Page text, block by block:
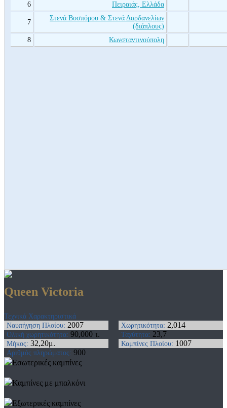
6
Πειραιάς, Ελλάδα
7
Στενά Βοσπόρου & Στενά Δαρδανελίων
(διάπλους)
8
Κωνσταντινούπολη
Queen Victoria
Τεχνικά Χαρακτηριστικά
Ναυπήγηση Πλοίου: 2007
Ολική χωρητικότητα: 90,000 τ.
Μήκος: 32,20μ.
Αριθμός πληρώματος: 900
Χωρητικότητα: 2,014
Ταχύτητα: 23,7
Καμπίνες Πλοίου: 1007
Εσωτερικές καμπίνες
Καμπίνες με μπαλκόνι
Εξωτερικές καμπίνες